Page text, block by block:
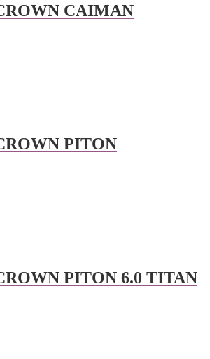
CAIMAN
PITON
PITON 6.0 TITAN